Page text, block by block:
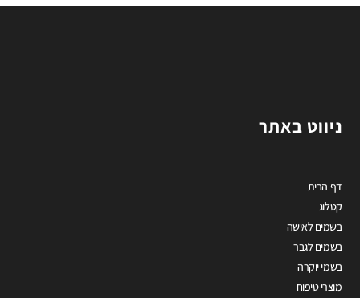
ניווט באתר
דף הבית
קטלוג
בשמים לאישה
בשמים לגבר
בשמי יוקרה
מוצרי טיפוח